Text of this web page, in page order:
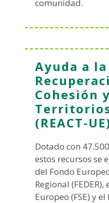
comunidad.
Ayuda a la
Cohesión
(REACT-
Dotado con
estos recursos se
del Fondo
Regional (FEDER),
Europeo (FSE) y